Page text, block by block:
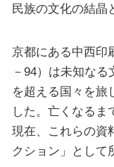
民族の文化の結晶
京都にある中西印
－94）は未知な
を超える国々を旅
した。亡くなるま
現在、これらの資
クション」として